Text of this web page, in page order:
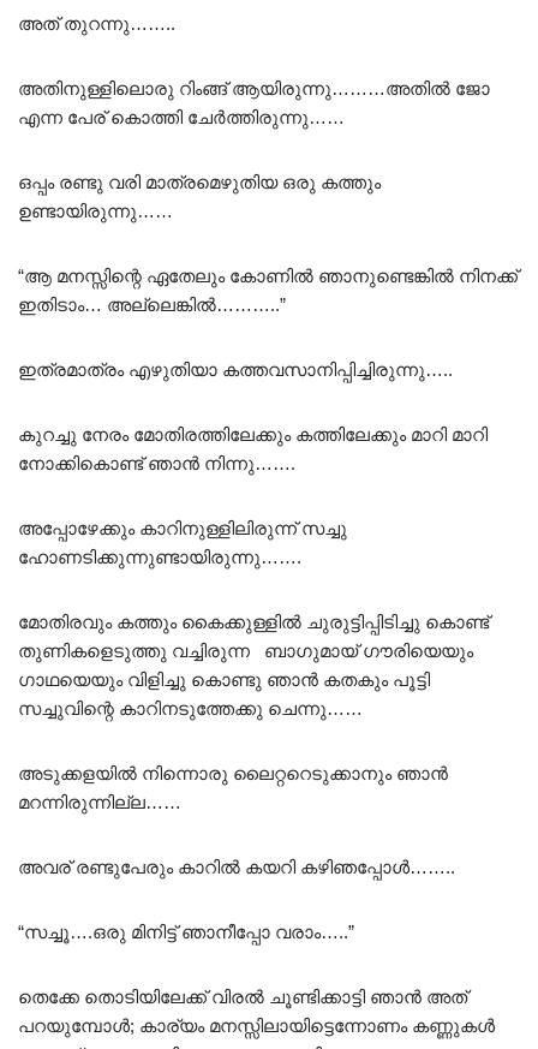
അത് തുറന്നു……..
അതിനുള്ളിലൊരു റിംങ്ങ് ആയിരുന്നു………അതിൽ ജോ
എന്ന പേര് കൊത്തി ചേർത്തിരുന്നു……
ഒപ്പം രണ്ടു വരി മാത്രമെഴുതിയ ഒരു കത്തും
ഉണ്ടായിരുന്നു……
“ആ മനസ്സിന്റെ ഏതേലും കോണിൽ ഞാനുണ്ടെങ്കിൽ നിനക്ക്
ഇതിടാം… അല്ലെങ്കിൽ………..”
ഇത്രമാത്രം എഴുതിയാ കത്തവസാനിപ്പിച്ചിരുന്നു…..
കുറച്ചു നേരം മോതിരത്തിലേക്കും കത്തിലേക്കും മാറി മാറി
നോക്കികൊണ്ട് ഞാൻ നിന്നു…….
അപ്പോഴേക്കും കാറിനുള്ളിലിരുന്ന് സച്ചു
ഹോണടിക്കുന്നുണ്ടായിരുന്നു…….
മോതിരവും കത്തും കൈക്കുള്ളിൽ ചുരുട്ടിപ്പിടിച്ചു കൊണ്ട്
തുണികളെടുത്തു വച്ചിരുന്ന ബാഗുമായ് ഗൗരിയെയും
ഗാഥയെയും വിളിച്ചു കൊണ്ടു ഞാൻ കതകും പൂട്ടി
സച്ചുവിന്റെ കാറിനടുത്തേക്കു ചെന്നു……
അടുക്കളയിൽ നിന്നൊരു ലൈറ്ററെടുക്കാനും ഞാൻ
മറന്നിരുന്നില്ല……
അവര് രണ്ടുപേരും കാറിൽ കയറി കഴിഞപ്പോൾ……..
“സച്ചൂ….ഒരു മിനിട്ട് ഞാനീപ്പോ വരാം…..”
തെക്കേ തൊടിയിലേക്ക് വിരൽ ചൂണ്ടിക്കാട്ടി ഞാൻ അത്
പറയുമ്പോൾ; കാര്യം മനസ്സിലായിട്ടെന്നോണം കണ്ണുകൾ